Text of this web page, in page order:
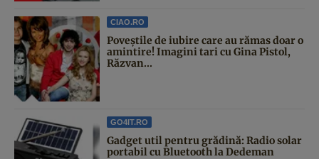
CIAO.RO
Poveştile de iubire care au rămas doar o
amintire! Imagini tari cu Gina Pistol,
Răzvan...
GO4IT.RO
Gadget util pentru grădină: Radio solar
portabil cu Bluetooth la Dedeman